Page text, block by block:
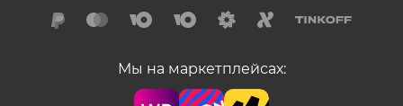
Мы на маркетплейсах: